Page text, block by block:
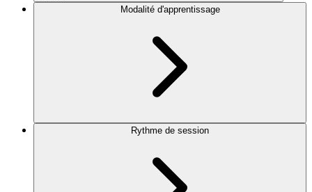
Modalité d'apprentissage
Rythme de session